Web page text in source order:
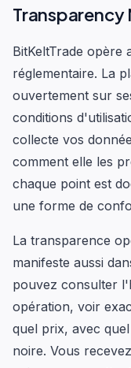
Transparency
BitKeltTrade opère
réglementaire. La
ouvertement sur
conditions
collecte vos
comment elle les
chaque point est
une forme de
La transparence
manifeste aussi
pouvez consulter
opération, voir
quel prix, avec
noire. Vous